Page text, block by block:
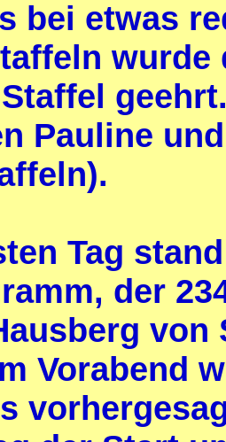
bei etwas
Pauline
Tag
der
von
Vorabend